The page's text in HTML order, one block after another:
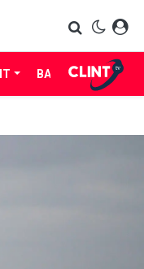
BABES LIFE